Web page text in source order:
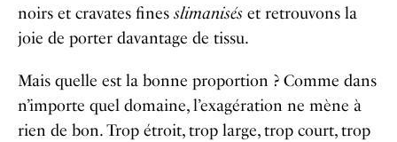
noirs et cravates fines slimanisés et retrouvons la
joie de porter davantage de tissu.
Mais quelle est la bonne proportion ? Comme dans
n’importe quel domaine, l’exagération ne mène à
rien de bon. Trop étroit, trop large, trop court, trop